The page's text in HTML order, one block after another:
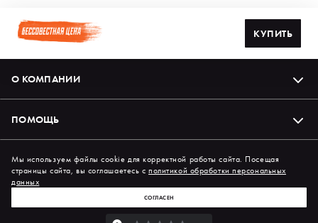
КУПИТЬ
О КОМПАНИИ
ПОМОЩЬ
Подпишись на нас в соцсетях
Мы используем файлы cookie для корректной работы сайта. Посещая
страницы сайта, вы соглашаетесь сполитикой обработки персональных
данных
СОГЛАСЕН